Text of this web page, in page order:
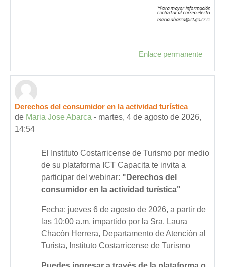
Enlace permanente
Derechos del consumidor en la actividad turística
de Maria Jose Abarca - martes, 4 de agosto de 2026,
14:54
El Instituto Costarricense de Turismo por medio
de su plataforma ICT Capacita te invita a
participar del webinar: "Derechos del
consumidor en la actividad turística"
Fecha: jueves 6 de agosto de 2026, a partir de
las 10:00 a.m. impartido por la Sra. Laura
Chacón Herrera, Departamento de Atención al
Turista, Instituto Costarricense de Turismo